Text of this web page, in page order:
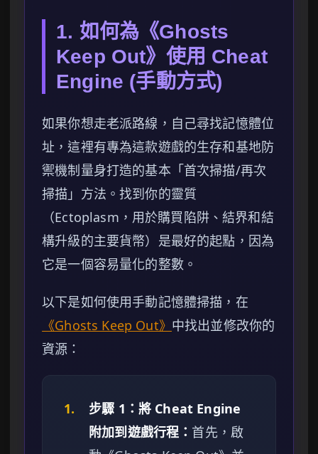
1. 如何為《Ghosts
Keep Out》使用 Cheat
Engine (手動方式)
如果你想走老派路線，自己尋找記憶體位
址，這裡有專為這款遊戲的生存和基地防
禦機制量身打造的基本「首次掃描/再次
掃描」方法。找到你的靈質
（Ectoplasm，用於購買陷阱、結界和結
構升級的主要貨幣）是最好的起點，因為
它是一個容易量化的整數。
以下是如何使用手動記憶體掃描，在
《Ghosts Keep Out》 中找出並修改你的
資源：
1.
步驟 1：將 Cheat Engine
附加到遊戲行程： 首先，啟